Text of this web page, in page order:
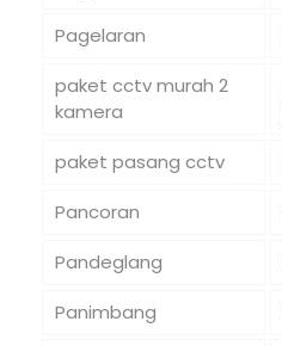
Pagelaran
paket cctv murah 2
kamera
paket pasang cctv
Pancoran
Pandeglang
Panimbang